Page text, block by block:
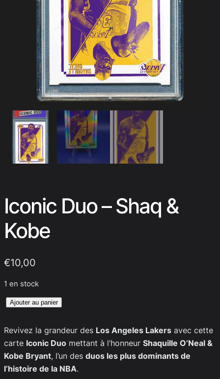
Iconic Duo – Shaq &
Kobe
€10,00
1 en stock
quantité
Iconic
Duo
–
Shaq
Ajouter au panier
Revivez la grandeur des Los Angeles Lakers avec cette
carte Iconic Duo mettant à l’honneur Shaquille O’Neal &
Kobe Bryant, l’un des duos les plus dominants de
l’histoire de la NBA.